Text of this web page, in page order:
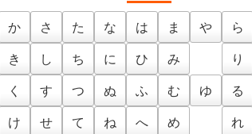
か
き
く
け
さ
し
す
せ
た
ち
つ
て
な
に
ぬ
ね
は
ひ
ふ
へ
ま
み
む
め
や
ゆ
ら
り
る
れ